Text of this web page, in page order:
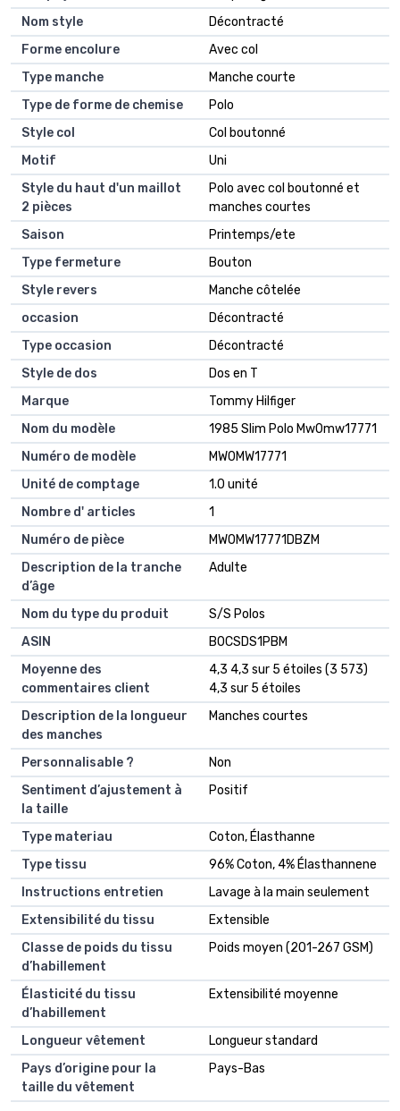
Nom style
Décontracté
Forme encolure
Avec col
Type manche
Manche courte
Type de forme de chemise
Polo
Style col
Col boutonné
Motif
Uni
Style du haut d'un maillot
2 pièces
Polo avec col boutonné et
manches courtes
Saison
Printemps/ete
Type fermeture
Bouton
Style revers
Manche côtelée
occasion
Décontracté
Type occasion
Décontracté
Style de dos
Dos en T
Marque
Tommy Hilfiger
Nom du modèle
1985 Slim Polo Mw0mw17771
Numéro de modèle
MW0MW17771
Unité de comptage
1.0 unité
Nombre d' articles
1
Numéro de pièce
MW0MW17771DBZM
Description de la tranche
d’âge
Adulte
Nom du type du produit
S/S Polos
ASIN
B0CSDS1PBM
Moyenne des
commentaires client
4,3 4,3 sur 5 étoiles (3 573)
4,3 sur 5 étoiles
Description de la longueur
des manches
Manches courtes
Personnalisable ?
Non
Sentiment d’ajustement à
la taille
Positif
Type materiau
Coton, Élasthanne
Type tissu
96% Coton, 4% Élasthannene
Instructions entretien
Lavage à la main seulement
Extensibilité du tissu
Extensible
Classe de poids du tissu
d’habillement
Poids moyen (201-267 GSM)
Élasticité du tissu
d’habillement
Extensibilité moyenne
Longueur vêtement
Longueur standard
Pays d’origine pour la
taille du vêtement
Pays-Bas